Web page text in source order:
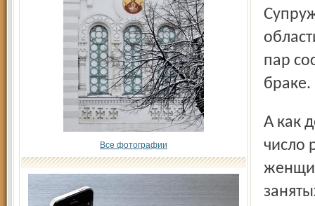
Все фотографии
Супружеских пар, по данным переписи, в Ярославской
пар
браке.
А как дела с рождаемостью? Она сокращается. Среднее
число